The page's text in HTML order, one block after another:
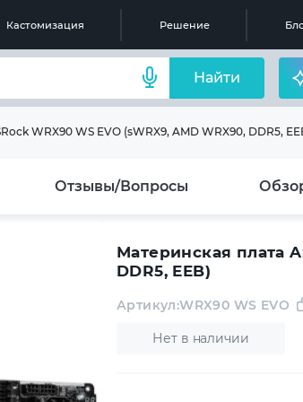
Кастомизация Решение
Найти
WRX90 WS EVO (sWRX9, AMD WRX90, DDR5,
Отзывы/Вопросы
Материнская плата
DDR5, EEB)
Нет в наличии
Артикул:WRX90 WS EVO